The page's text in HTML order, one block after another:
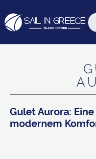
Gulet Aurora:
modernem